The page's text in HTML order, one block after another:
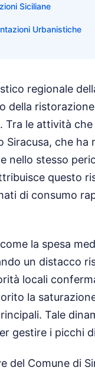
Siciliane
Urbanistiche
regionale
della
Tra le attività
Siracusa, che
nello stesso
questo
di consumo
la spesa
un distacco
locali
la
Tale
gestire i picchi
del Comune di